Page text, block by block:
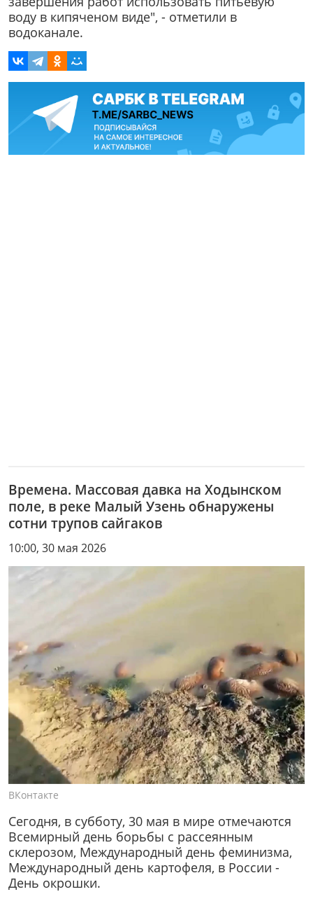
воду в кипяченом виде", - отметили в
водоканале.
Времена. Массовая давка на Ходынском
поле, в реке Малый Узень обнаружены
сотни трупов сайгаков
10:00, 30 мая 2026
ВКонтакте
Сегодня, в субботу, 30 мая в мире отмечаются
Всемирный день борьбы с рассеянным
склерозом, Международный день феминизма,
Международный день картофеля, в России -
День окрошки.